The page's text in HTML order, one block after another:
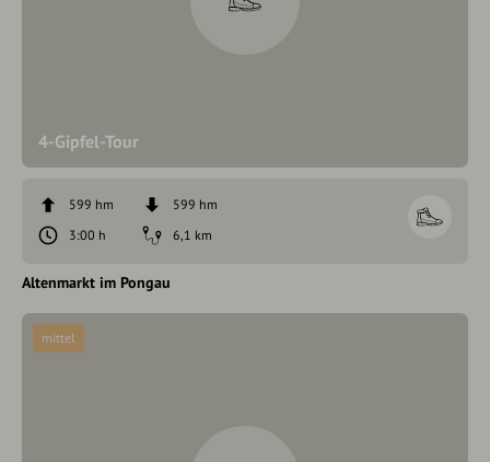
4-Gipfel-Tour
599 hm
599 hm
3:00 h
6,1 km
Altenmarkt im Pongau
mittel